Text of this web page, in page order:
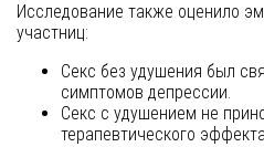
Исследование также оценило
участниц:
Секс без удушения был
симптомов депрессии.
Секс с удушением не
терапевтического